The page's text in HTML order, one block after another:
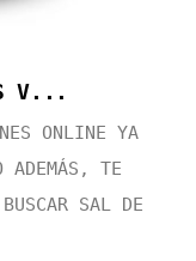
V...
ONLINE YA
ADEMÁS, TE
SAL DE